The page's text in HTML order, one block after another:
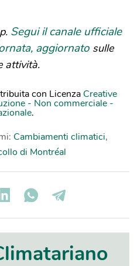
Segui il canale ufficiale
aggiornato sulle
attività.
con Licenza Creative
- Non commerciale -
.
Cambiamenti climatici,
di Montréal